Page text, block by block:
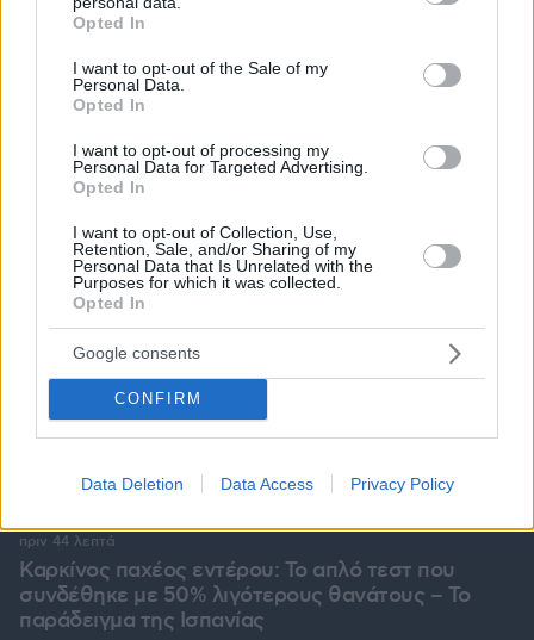
grant or deny consent to Google and its third-party tags to
use your data for below specified purposes in below Google
consent section.
Opted In
I want to opt-out of the Sale of my
Personal Data.
Opted In
I want to opt-out of processing my
Personal Data for Targeted Advertising.
Opted In
I want to opt-out of Collection, Use,
Retention, Sale, and/or Sharing of my
Personal Data that Is Unrelated with the
Purposes for which it was collected.
Opted In
Google consents
CONFIRM
Data Deletion Data Access Privacy Policy
Καρκίνος παχέος εντέρου: Το απλό τεστ που
συνδέθηκε με 50% λιγότερους θανάτους – Το
παράδειγμα της Ισπανίας
πριν 44 λεπτά